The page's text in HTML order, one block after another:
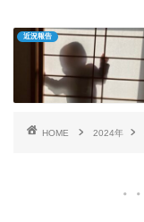
近況報告
HOME 2024年